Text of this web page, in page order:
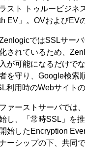
ラスト トゥルービジ
EV」。OVおよびEV
ではSSLサーバ
されているため、
が可能になるだけで
を守り、Google検索
利用時のWebサイト
ァーストサーバでは
し、「常時SSL」を
始したEncryption
ナーシップの下、共同